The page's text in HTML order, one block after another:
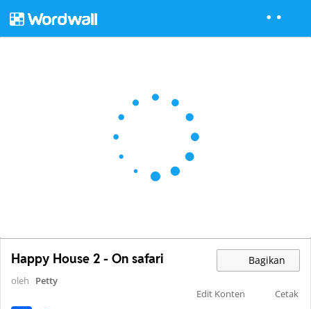
Happy House 2 - On safari Bagikan
oleh
Petty
Edit Konten
Cetak